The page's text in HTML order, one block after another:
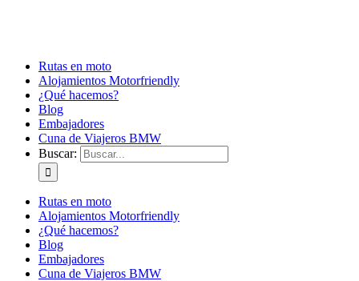
Rutas en moto
Alojamientos Motorfriendly
¿Qué hacemos?
Blog
Embajadores
Cuna de Viajeros BMW
Buscar:
Rutas en moto
Alojamientos Motorfriendly
¿Qué hacemos?
Blog
Embajadores
Cuna de Viajeros BMW